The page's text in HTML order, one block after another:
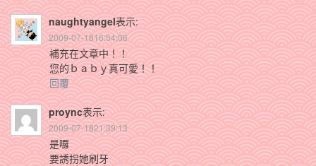
naughtyangel表示:
2009-07-1816:54:06
補充在文章中！！
您的ｂａｂｙ真可愛！！
回覆
proync表示:
2009-07-1821:39:13
是囉
要誘拐她刷牙